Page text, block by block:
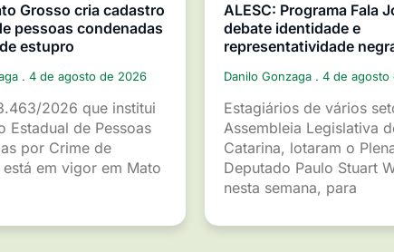
Grosso cria cadastro
pessoas condenadas
estupro
4 de agosto de 2026
2026 que institui
Estadual de Pessoas
por Crime de
em vigor em Mato
ALESC: Programa Fala
debate identidade e
representatividade
Danilo Gonzaga 4 de agosto
Estagiários de vários
Assembleia Legislativa
Catarina, lotaram o
Deputado Paulo Stuart
nesta semana, para